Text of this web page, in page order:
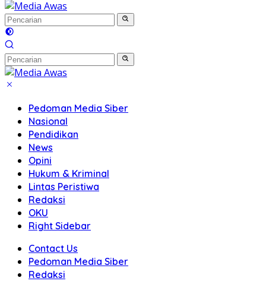
Pedoman Media Siber
Nasional
Pendidikan
News
Opini
Hukum & Kriminal
Lintas Peristiwa
Redaksi
OKU
Right Sidebar
Contact Us
Pedoman Media Siber
Redaksi